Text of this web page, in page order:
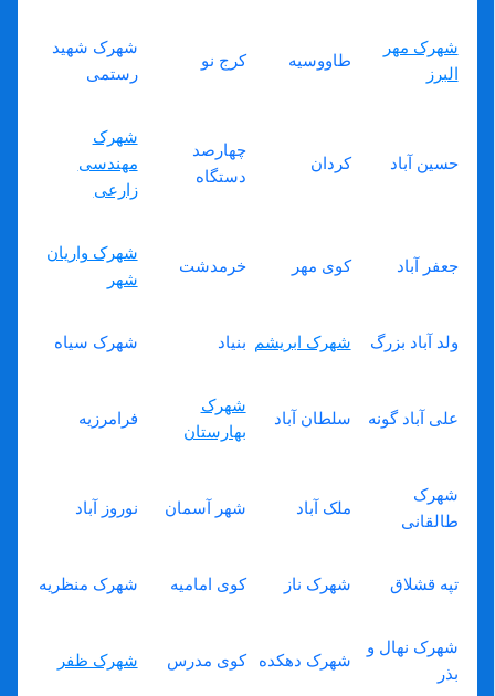
شهرک مهر
البرز
طاووسیه کرج نو
شهرک شهید
رستمی
حسین آباد کردان
چهارصد
دستگاه
شهرک
مهندسی
زارعی
جعفر آباد کوی مهر خرمدشت
شهرک واریان
شهر
ولد آباد بزرگ شهرک ابریشم بنیاد شهرک سیاه
علی آباد گونه سلطان آباد
شهرک
بهارستان
فرامرزیه
شهرک
طالقانی
ملک آباد شهر آسمان نوروز آباد
تپه قشلاق شهرک ناز کوی امامیه شهرک منظریه
شهرک نهال و
بذر
شهرک دهکده کوی مدرس شهرک ظفر